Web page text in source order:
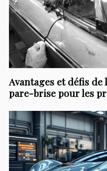
Avantages et défis
pare-brise pour les